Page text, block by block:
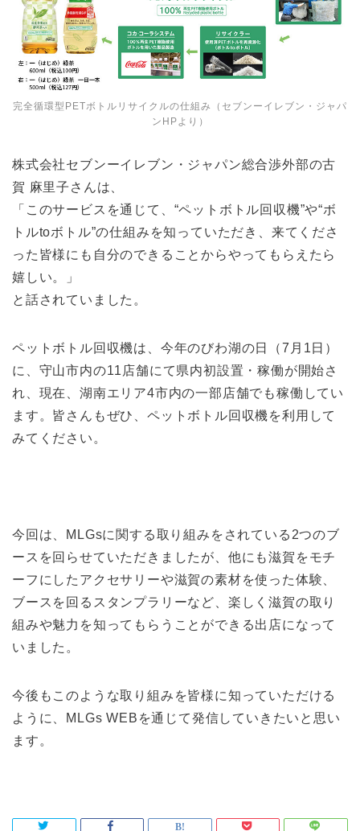
完全循環型PETボトルリサイクルの仕組み（セブンーイレブン・ジャパ
ンHPより）
株式会社セブンーイレブン・ジャパン総合渉外部の古
賀 麻里子さんは、
「このサービスを通じて、“ペットボトル回収機”や“ボ
トルtoボトル”の仕組みを知っていただき、来てくださ
った皆様にも自分のできることからやってもらえたら
嬉しい。」
と話されていました。
ペットボトル回収機は、今年のびわ湖の日（7月1日）
に、守山市内の11店舗にて県内初設置・稼働が開始さ
れ、現在、湖南エリア4市内の一部店舗でも稼働してい
ます。皆さんもぜひ、ペットボトル回収機を利用して
みてください。
今回は、MLGsに関する取り組みをされている2つのブ
ースを回らせていただきましたが、他にも滋賀をモチ
ーフにしたアクセサリーや滋賀の素材を使った体験、
ブースを回るスタンプラリーなど、楽しく滋賀の取り
組みや魅力を知ってもらうことができる出店になって
いました。
今後もこのような取り組みを皆様に知っていただける
ように、MLGs WEBを通じて発信していきたいと思い
ます。